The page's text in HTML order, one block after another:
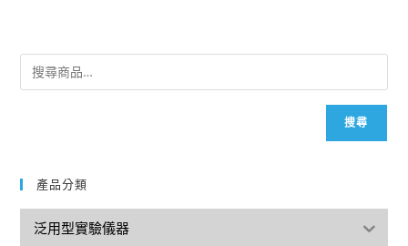
搜尋
產品分類
泛用型實驗儀器